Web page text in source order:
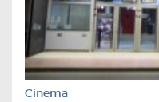
Cinema